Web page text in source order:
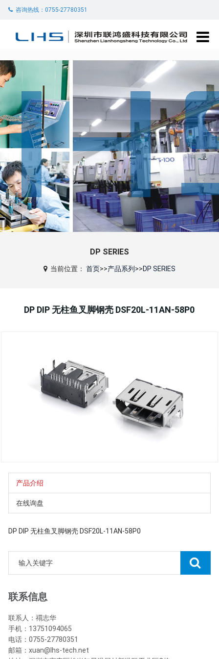
咨询热线：0755-27780351
DP SERIES
当前位置： 首页>>产品系列 >>DP SERIES
DP DIP 无柱鱼叉脚钢壳 DSF20L-11AN-58P0
产品介绍
在线询盘
DP DIP 无柱鱼叉脚钢壳 DSF20L-11AN-58P0
联系信息
联系人：禤志华
手机：13751094065
电话：0755-27780351
邮箱：xuan@lhs-tech.net